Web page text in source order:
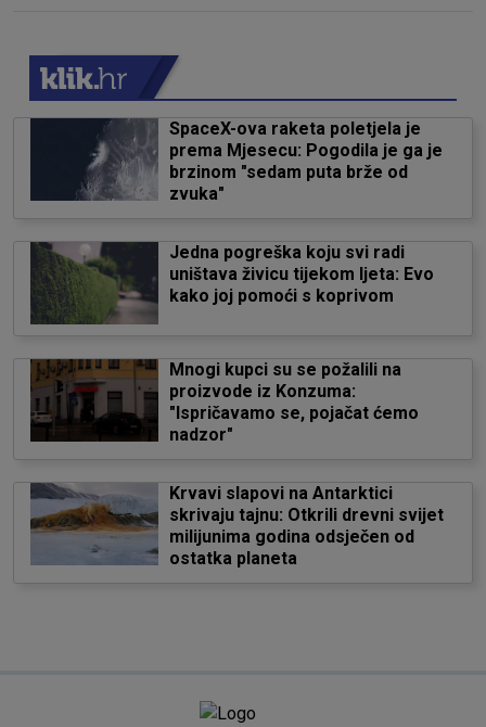
SpaceX-ova raketa poletjela je
prema Mjesecu: Pogodila je ga je
brzinom "sedam puta brže od
zvuka"
Jedna pogreška koju svi radi
uništava živicu tijekom ljeta: Evo
kako joj pomoći s koprivom
Mnogi kupci su se požalili na
proizvode iz Konzuma:
"Ispričavamo se, pojačat ćemo
nadzor"
Krvavi slapovi na Antarktici
skrivaju tajnu: Otkrili drevni svijet
milijunima godina odsječen od
ostatka planeta